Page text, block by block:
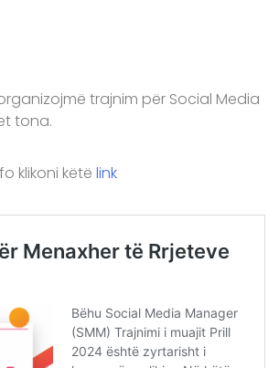
trajnim për Social Media
tona.
klikoni këtë link